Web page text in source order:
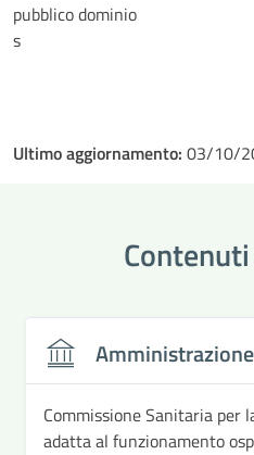
pubblico dominio
s
Ultimo aggiornamento: 03/10/
Amministrazione
Commissione Sanitaria per
adatta al funzionamento